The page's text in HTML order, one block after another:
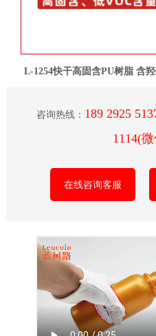
L-1254快干高固含PU树脂 含
咨询热线： 189 2925
1114(
在线咨询客服